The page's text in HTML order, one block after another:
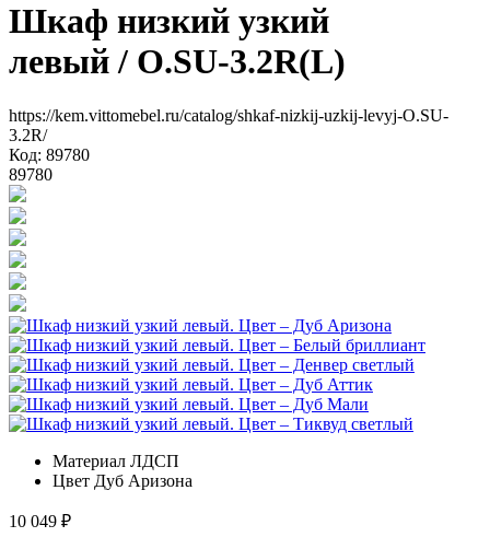
Шкаф низкий узкий
левый / O.SU-3.2R(L)
https://kem.vittomebel.ru/catalog/shkaf-nizkij-uzkij-levyj-O.SU-
3.2R/
Код: 89780
89780
Материал ЛДСП
Цвет Дуб Аризона
10 049 ₽